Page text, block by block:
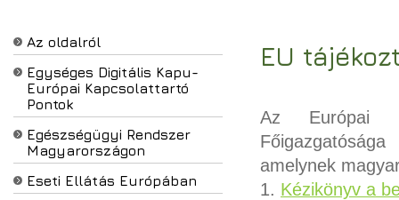
Az oldalról
Egységes Digitális Kapu-
Európai Kapcsolattartó
Pontok
Egészségügyi Rendszer
Magyarországon
Eseti Ellátás Európában
EU
Az Európai
amelynek
1. Kézikönyv a